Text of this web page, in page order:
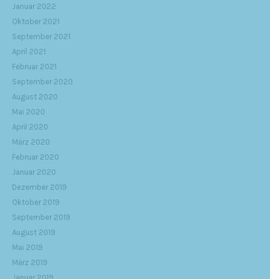
Januar 2022
Oktober 2021
September 2021
April 2021
Februar 2021
September 2020
August 2020
Mai 2020
April 2020
März 2020
Februar 2020
Januar 2020
Dezember 2019
Oktober 2019
September 2019
August 2019
Mai 2019
März 2019
Januar 2019